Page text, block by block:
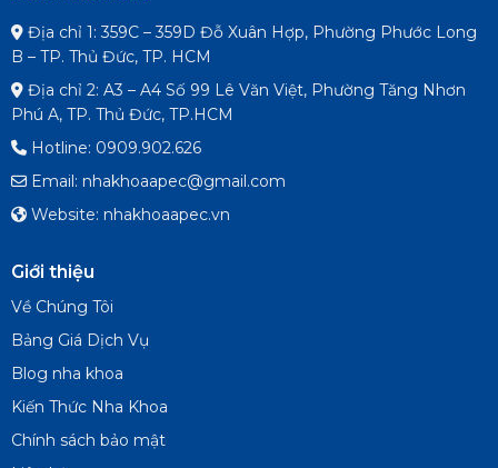
Địa chỉ 1: 359C – 359D Đỗ Xuân Hợp, Phường Phước Long
B – TP. Thủ Đức, TP. HCM
Địa chỉ 2: A3 – A4 Số 99 Lê Văn Việt, Phường Tăng Nhơn
Phú A, TP. Thủ Đức, TP.HCM
Hotline: 0909.902.626
Email: nhakhoaapec@gmail.com
Website: nhakhoaapec.vn
Giới thiệu
Về Chúng Tôi
Bảng Giá Dịch Vụ
Blog nha khoa
Kiến Thức Nha Khoa
Chính sách bảo mật